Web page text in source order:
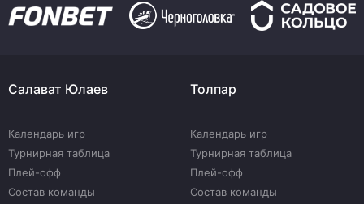
Салават Юлаев
Календарь игр
Турнирная таблица
Плей-офф
Состав команды
Толпар
Календарь игр
Турнирная таблица
Плей-офф
Состав команды